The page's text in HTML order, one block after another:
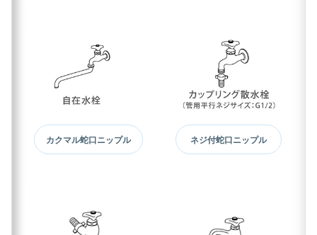
カクマル蛇口ニップル ネジ付蛇口ニップル